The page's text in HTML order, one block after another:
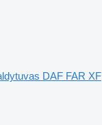
DAF FAR XF